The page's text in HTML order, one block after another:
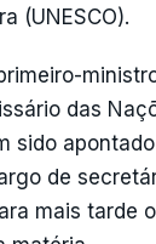
(UNESCO).
das
sido
de
mais tarde